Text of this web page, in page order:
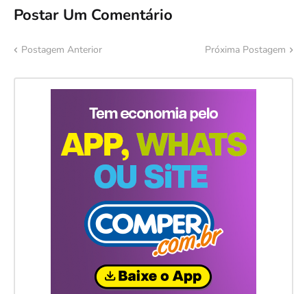
Postar Um Comentário
Postagem Anterior Próxima Postagem